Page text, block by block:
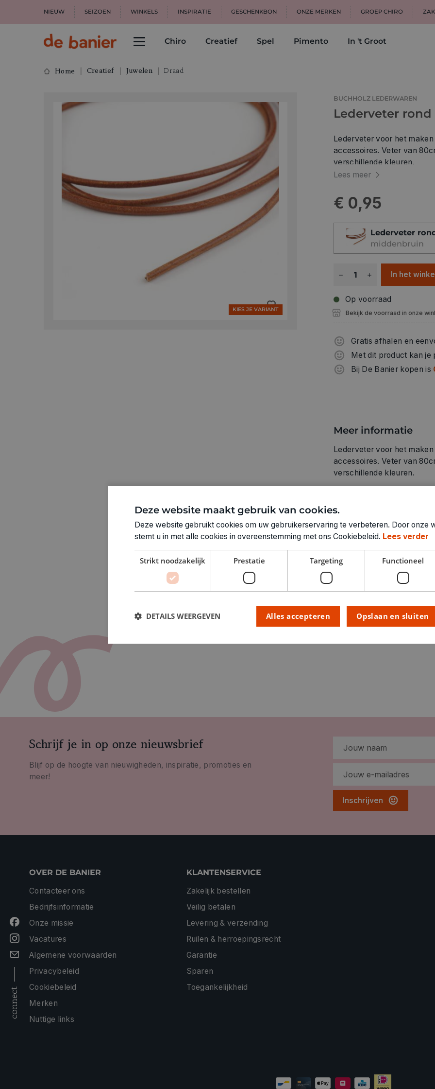
NIEUW SEIZOEN WINKELS INSPIRATIE GESCHENKBON ONZE MERKEN GROEP CHIRO
Chiro Creatief Spel Pimento In 't Groot
Home Creatief Juwelen Draad
KIES JE VARIANT
BUCHHOLZ LEDERWAREN
Lederveter rond
Lederveter voor het
accessoires. Veter van 80cm lang. Prijs per stuk.
verschillende kleuren.
Lees meer
€ 0,95
Lederveter
middenbruin
In het
Op voorraad
Bekijk de voorraad in onze
Gratis afhalen en
Met dit product kan je
Bij De Banier kopen is
Meer informatie
Lederveter voor het
accessoires. Veter van
verschillende kleuren.
Technische
Schrijf je in op onze nieuwsbrief
Blijf op de hoogte van nieuwigheden, inspiratie, promoties en
meer!
Inschrijven
connect
OVER DE BANIER
Contacteer ons
Bedrijfsinformatie
Onze missie
Vacatures
Algemene voorwaarden
Privacybeleid
Cookiebeleid
Merken
Nuttige links
KLANTENSERVICE
Zakelijk bestellen
Veilig betalen
Levering & verzending
Ruilen & herroepingsrecht
Garantie
Sparen
Toegankelijkheid
Deze website maakt gebruik van cookies.
Deze website gebruikt cookies om uw gebruikerservaring te verbeteren. Door onze
stemt u in met alle cookies in overeenstemming met ons Cookiebeleid. Lees verder
Strikt noodzakelijk Prestatie Targeting Functioneel
Opslaan en sluiten
Alles accepteren
DETAILS WEERGEVEN